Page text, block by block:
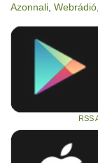
Azonnali Webrádió
RSS